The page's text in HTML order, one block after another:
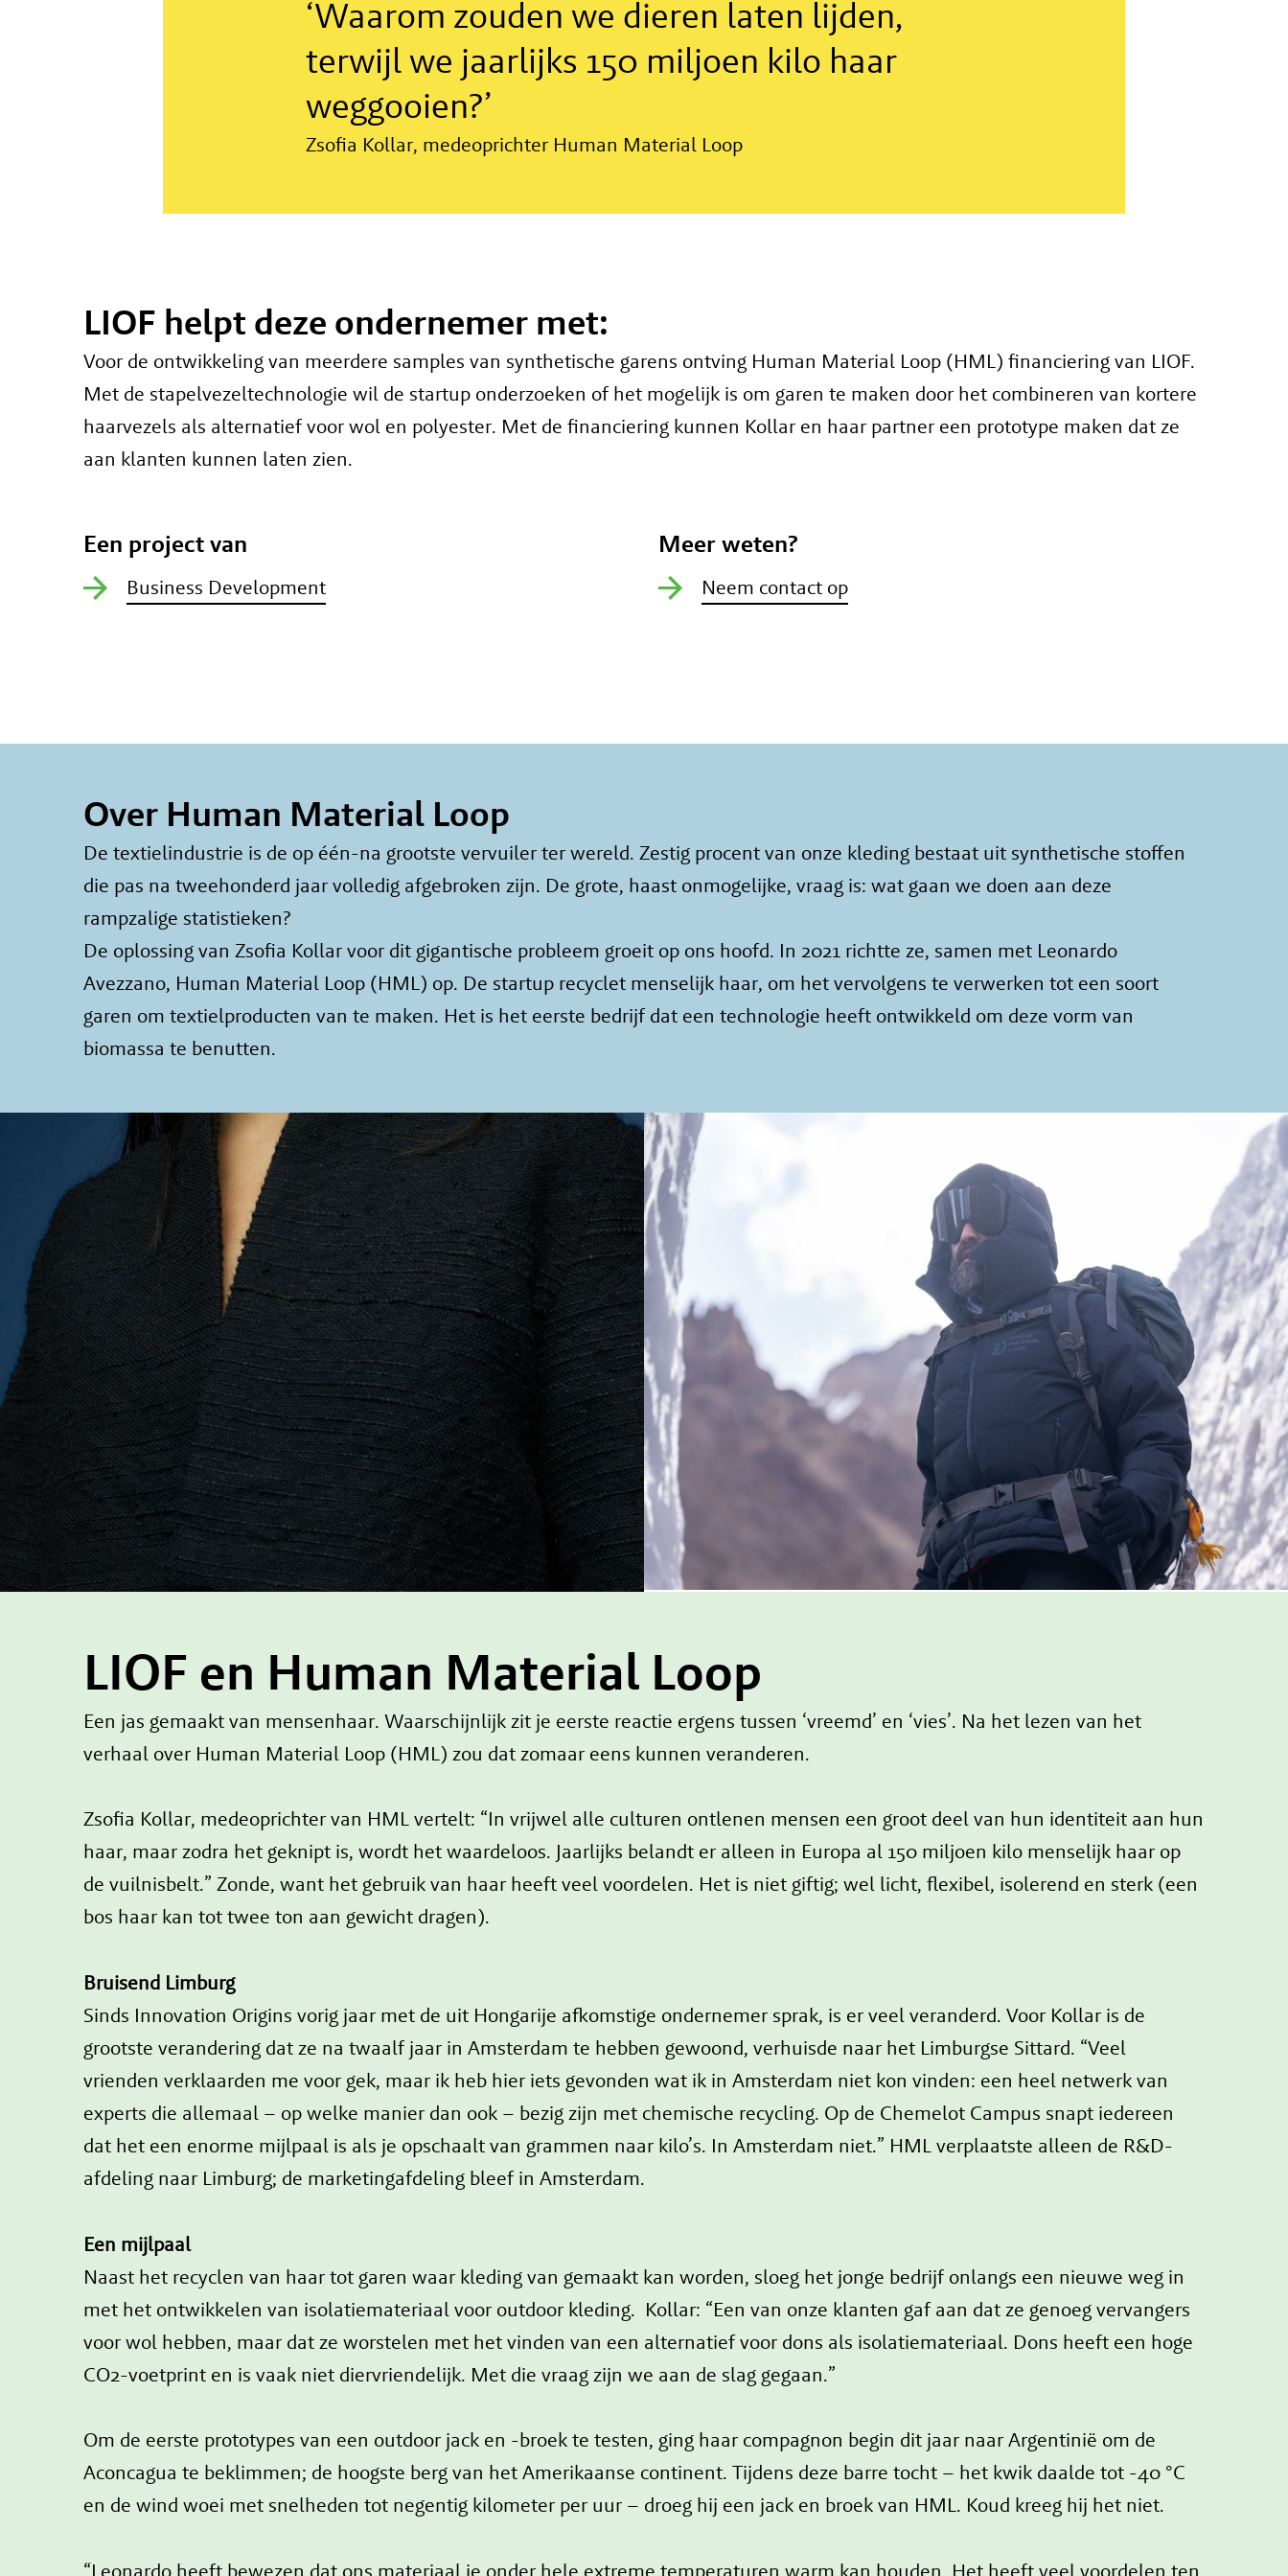
‘Waarom zouden we dieren laten lijden,
terwijl we jaarlijks 150 miljoen kilo haar
weggooien?’
Zsofia Kollar, medeoprichter Human Material Loop
LIOF helpt deze ondernemer met:
Voor de ontwikkeling van meerdere samples van synthetische garens ontving Human Material Loop (HML) financiering van LIOF.
Met de stapelvezeltechnologie wil de startup onderzoeken of het mogelijk is om garen te maken door het combineren van kortere
haarvezels als alternatief voor wol en polyester. Met de financiering kunnen Kollar en haar partner een prototype maken dat ze
aan klanten kunnen laten zien.
Een project van
Business Development
Meer weten?
Neem contact op
Over Human Material Loop
De textielindustrie is de op één-na grootste vervuiler ter wereld. Zestig procent van onze kleding bestaat uit synthetische stoffen
die pas na tweehonderd jaar volledig afgebroken zijn. De grote, haast onmogelijke, vraag is: wat gaan we doen aan deze
rampzalige statistieken?
De oplossing van Zsofia Kollar voor dit gigantische probleem groeit op ons hoofd. In 2021 richtte ze, samen met Leonardo
Avezzano, Human Material Loop (HML) op. De startup recyclet menselijk haar, om het vervolgens te verwerken tot een soort
garen om textielproducten van te maken. Het is het eerste bedrijf dat een technologie heeft ontwikkeld om deze vorm van
biomassa te benutten.
LIOF en Human Material Loop
Een jas gemaakt van mensenhaar. Waarschijnlijk zit je eerste reactie ergens tussen ‘vreemd’ en ‘vies’. Na het lezen van het
verhaal over Human Material Loop (HML) zou dat zomaar eens kunnen veranderen.
Zsofia Kollar, medeoprichter van HML vertelt: “In vrijwel alle culturen ontlenen mensen een groot deel van hun identiteit aan hun
haar, maar zodra het geknipt is, wordt het waardeloos. Jaarlijks belandt er alleen in Europa al 150 miljoen kilo menselijk haar op
de vuilnisbelt.” Zonde, want het gebruik van haar heeft veel voordelen. Het is niet giftig; wel licht, flexibel, isolerend en sterk (een
bos haar kan tot twee ton aan gewicht dragen).
Bruisend Limburg
Sinds Innovation Origins vorig jaar met de uit Hongarije afkomstige ondernemer sprak, is er veel veranderd. Voor Kollar is de
grootste verandering dat ze na twaalf jaar in Amsterdam te hebben gewoond, verhuisde naar het Limburgse Sittard. “Veel
vrienden verklaarden me voor gek, maar ik heb hier iets gevonden wat ik in Amsterdam niet kon vinden: een heel netwerk van
experts die allemaal – op welke manier dan ook – bezig zijn met chemische recycling. Op de Chemelot Campus snapt iedereen
dat het een enorme mijlpaal is als je opschaalt van grammen naar kilo’s. In Amsterdam niet.” HML verplaatste alleen de R&D-
afdeling naar Limburg; de marketingafdeling bleef in Amsterdam.
Een mijlpaal
Naast het recyclen van haar tot garen waar kleding van gemaakt kan worden, sloeg het jonge bedrijf onlangs een nieuwe weg in
met het ontwikkelen van isolatiemateriaal voor outdoor kleding. Kollar: “Een van onze klanten gaf aan dat ze genoeg vervangers
voor wol hebben, maar dat ze worstelen met het vinden van een alternatief voor dons als isolatiemateriaal. Dons heeft een hoge
CO2-voetprint en is vaak niet diervriendelijk. Met die vraag zijn we aan de slag gegaan.”
Om de eerste prototypes van een outdoor jack en -broek te testen, ging haar compagnon begin dit jaar naar Argentinië om de
Aconcagua te beklimmen; de hoogste berg van het Amerikaanse continent. Tijdens deze barre tocht – het kwik daalde tot -40 °C
en de wind woei met snelheden tot negentig kilometer per uur – droeg hij een jack en broek van HML. Koud kreeg hij het niet.
“Leonardo heeft bewezen dat ons materiaal je onder hele extreme temperaturen warm kan houden. Het heeft veel voordelen ten